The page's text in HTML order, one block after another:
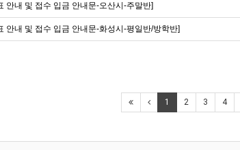
안내 및 접수 입금 안내문-오산시-주말반]
안내 및 접수 입금 안내문-화성시-평일반/방학반]
1 2 3 4